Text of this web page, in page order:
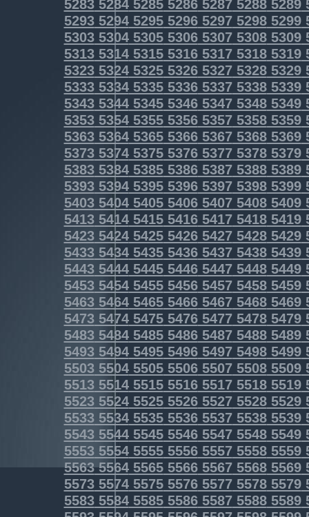
5283528452855286528752885289
5293529452955296529752985299
5303530453055306530753085309
5313531453155316531753185319
5323532453255326532753285329
5333533453355336533753385339
5343534453455346534753485349
5353535453555356535753585359
5363536453655366536753685369
5373537453755376537753785379
5383538453855386538753885389
5393539453955396539753985399
5403540454055406540754085409
5413541454155416541754185419
5423542454255426542754285429
5433543454355436543754385439
5443544454455446544754485449
5453545454555456545754585459
5463546454655466546754685469
5473547454755476547754785479
5483548454855486548754885489
5493549454955496549754985499
5503550455055506550755085509
5513551455155516551755185519
5523552455255526552755285529
5533553455355536553755385539
5543554455455546554755485549
5553555455555556555755585559
5563556455655566556755685569
5573557455755576557755785579
5583558455855586558755885589